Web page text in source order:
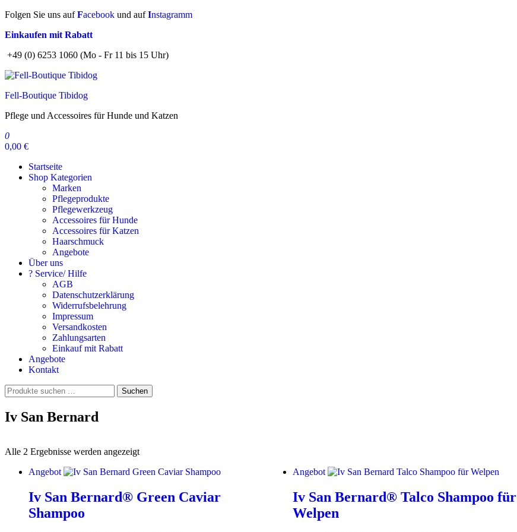
Zum
springen
Folgen Sie uns aufFacebook und aufInstagramm
Einkaufen mit Rabatt
+49 (0) 6253 1060 (Mo - Fr 11 bis 15 Uhr)
Fell-Boutique Tibidog
Pflege und Accessoires für Hunde und Katzen
0
0,00 €
Startseite
Shop Kategorien
Marken
Pflegeprodukte
Pflegewerkzeug
Accessoires für Hunde
Accessoires für Katzen
Haarschmuck
Angebote
Über uns
? Service/ Hilfe
AGB
Datenschutzerklärung
Widerrufsbelehrung
Impressum
Versandkosten
Zahlungsarten
Einkauf mit Rabatt
Angebote
Kontakt
Suchen
nach:
Suchen
Iv San Bernard
Alle 2 Ergebnisse werden angezeigt
Angebot
Iv San Bernard® Green Caviar
Shampoo
Angebot
Iv San Bernard® Talco Shampoo für
Welpen